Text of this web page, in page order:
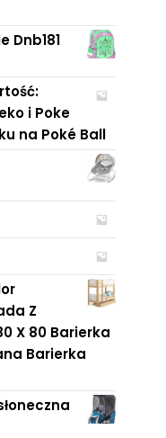
Dnb181
i Poke
na Poké Ball
Z
X 80 Barierka
Barierka